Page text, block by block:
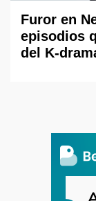
Furor en
episodios
del K-